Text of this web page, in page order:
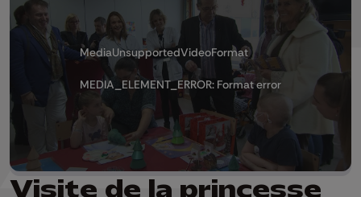
Visite de la princesse
MediaUnsupportedVideoFormat
MEDIA_ELEMENT_ERROR: Format error